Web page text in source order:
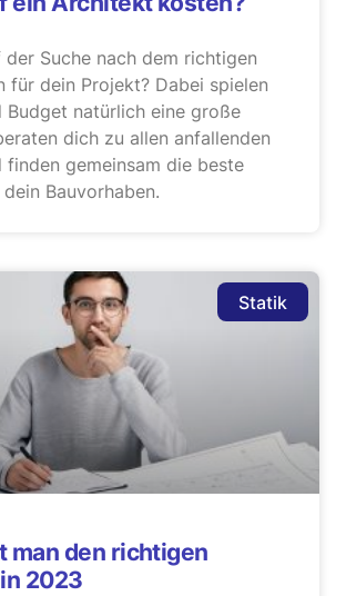
Suche nach dem richtigen
für dein Projekt? Dabei spielen
Budget natürlich eine große
dich zu allen anfallenden
finden gemeinsam die beste
Bauvorhaben.
Statik
man den richtigen
2023